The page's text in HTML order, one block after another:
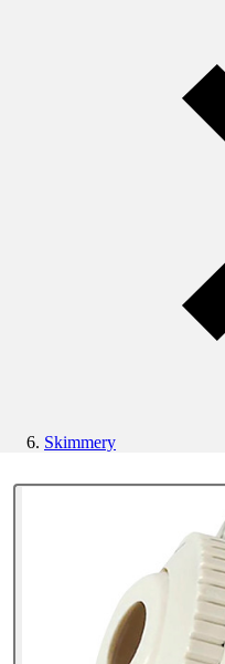
Skimmery